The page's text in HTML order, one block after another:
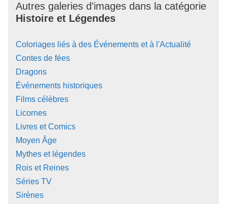
Autres galeries d'images dans la catégorie
Histoire et Légendes
Coloriages liés à des Événements et à l'Actualité
Contes de fées
Dragons
Événements historiques
Films célèbres
Licornes
Livres et Comics
Moyen Âge
Mythes et légendes
Rois et Reines
Séries TV
Sirènes